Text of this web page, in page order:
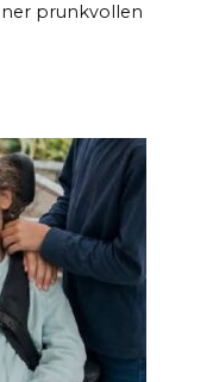
prunkvollen